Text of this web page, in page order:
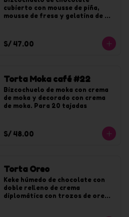
cubierto con mousse de piña,
mousse de fresa y gelatina de
S/ 47.00
Torta Moka café #22
Bizcochuelo de moka con crema
de moka y decorado con crema
de moka. Para 20 tajadas
S/ 48.00
Torta Oreo
Keke húmedo de chocolate con
doble relleno de crema
diplomática con trozos de oreo.